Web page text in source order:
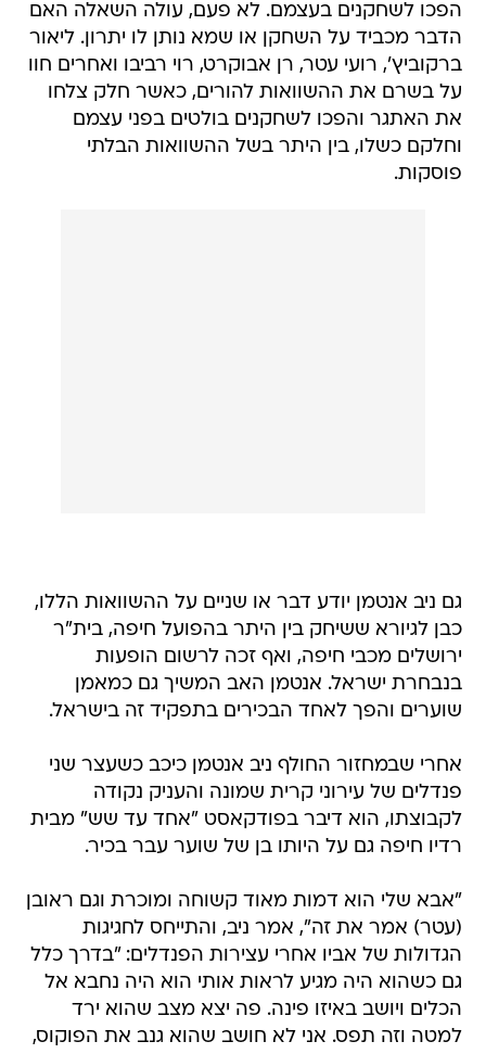
הפכו לשחקנים בעצמם. לא פעם, עולה השאלה האם
הדבר מכביד על השחקן או שמא נותן לו יתרון. ליאור
ברקוביץ', רועי עטר, רן אבוקרט, רוי רביבו ואחרים חוו
על בשרם את ההשוואות להורים, כאשר חלק צלחו
את האתגר והפכו לשחקנים בולטים בפני עצמם
וחלקם כשלו, בין היתר בשל ההשוואות הבלתי
פוסקות.
גם ניב אנטמן יודע דבר או שניים על ההשוואות הללו,
כבן לגיורא ששיחק בין היתר בהפועל חיפה, בית"ר
ירושלים מכבי חיפה, ואף זכה לרשום הופעות
בנבחרת ישראל. אנטמן האב המשיך גם כמאמן
שוערים והפך לאחד הבכירים בתפקיד זה בישראל.
אחרי שבמחזור החולף ניב אנטמן כיכב כשעצר שני
פנדלים של עירוני קרית שמונה והעניק נקודה
לקבוצתו, הוא דיבר בפודקאסט "אחד עד שש" מבית
רדיו חיפה גם על היותו בן של שוער עבר בכיר.
"אבא שלי הוא דמות מאוד קשוחה ומוכרת וגם ראובן
(עטר) אמר את זה", אמר ניב, והתייחס לחגיגות
הגדולות של אביו אחרי עצירות הפנדלים: "בדרך כלל
גם כשהוא היה מגיע לראות אותי הוא היה נחבא אל
הכלים ויושב באיזו פינה. פה יצא מצב שהוא ירד
למטה וזה תפס. אני לא חושב שהוא גנב את הפוקוס,